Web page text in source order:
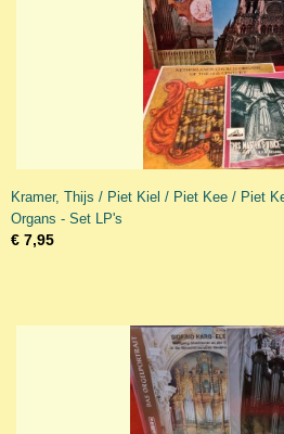
Kramer, Thijs / Piet Kiel / Piet Kee / Piet
Organs - Set LP's
€ 7,95